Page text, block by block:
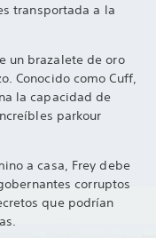
transportada a la
un brazalete de oro
Conocido como Cuff,
la capacidad de
parkour
a casa, Frey debe
corruptos
que podrían